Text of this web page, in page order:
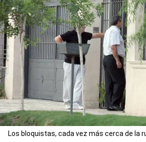
Los bloquistas, cada vez más cerca de la